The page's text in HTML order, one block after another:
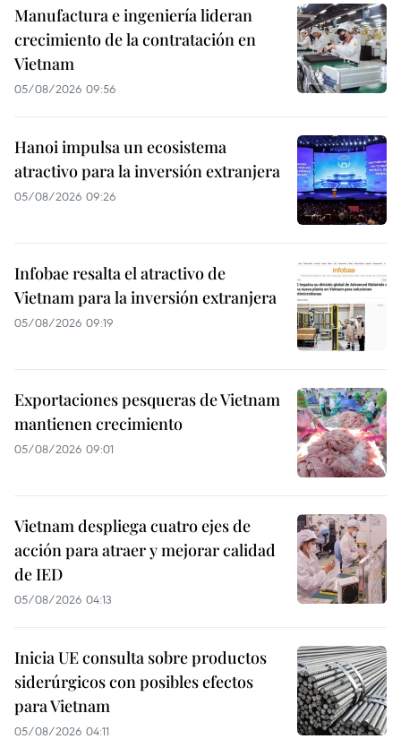
Manufactura e ingeniería lideran
crecimiento de la contratación en
Vietnam
05/08/2026 09:56
Hanoi impulsa un ecosistema
atractivo para la inversión extranjera
05/08/2026 09:26
Infobae resalta el atractivo de
Vietnam para la inversión extranjera
05/08/2026 09:19
Exportaciones pesqueras de Vietnam
mantienen crecimiento
05/08/2026 09:01
Vietnam despliega cuatro ejes de
acción para atraer y mejorar calidad
de IED
05/08/2026 04:13
Inicia UE consulta sobre productos
siderúrgicos con posibles efectos
para Vietnam
05/08/2026 04:11